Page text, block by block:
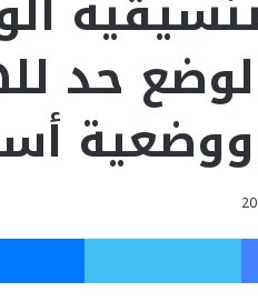
لوضع حد
ووضعية
فيسبوك تويتر